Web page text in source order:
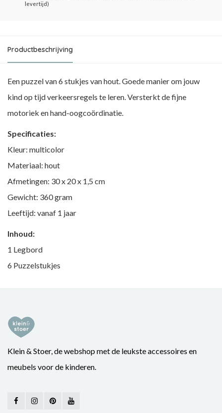
levertijd)
Productbeschrijving
Een puzzel van 6 stukjes van hout. Goede manier om jouw
kind op tijd verkeersregels te leren. Versterkt de fijne
motoriek en hand-oogcoördinatie.
Specificaties:
Kleur: multicolor
Materiaal: hout
Afmetingen: 30 x 20 x 1,5 cm
Gewicht: 360 gram
Leeftijd: vanaf 1 jaar
Inhoud:
1 Legbord
6 Puzzelstukjes
Klein & Stoer, de webshop met de leukste accessoires en
meubels voor de kinderen.